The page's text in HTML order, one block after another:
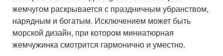
жемчугом раскрывается с праздничным убранством,
нарядным и богатым. Исключением может быть
морской дизайн, при котором миниатюрная
жемчужинка смотрится гармонично и уместно.